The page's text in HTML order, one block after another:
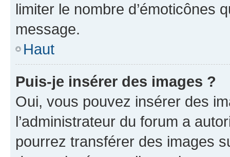
limiter le nombre d’émoticônes
message.
Haut
Puis-je insérer des images ?
Oui, vous pouvez insérer des
l’administrateur du forum a
pourrez transférer des images